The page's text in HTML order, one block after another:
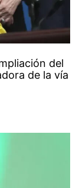
del
de la vía